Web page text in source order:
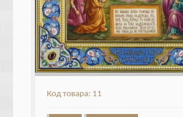
Код товара: 11